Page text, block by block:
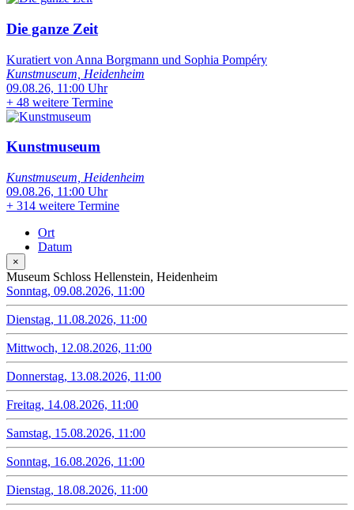
Die ganze Zeit
Kuratiert von Anna Borgmann und Sophia Pompéry
Kunstmuseum, Heidenheim
09.08.26, 11:00 Uhr
+ 48 weitere Termine
Kunstmuseum
Kunstmuseum, Heidenheim
09.08.26, 11:00 Uhr
+ 314 weitere Termine
Ort
Datum
×
Museum Schloss Hellenstein, Heidenheim
Sonntag, 09.08.2026, 11:00
Dienstag, 11.08.2026, 11:00
Mittwoch, 12.08.2026, 11:00
Donnerstag, 13.08.2026, 11:00
Freitag, 14.08.2026, 11:00
Samstag, 15.08.2026, 11:00
Sonntag, 16.08.2026, 11:00
Dienstag, 18.08.2026, 11:00